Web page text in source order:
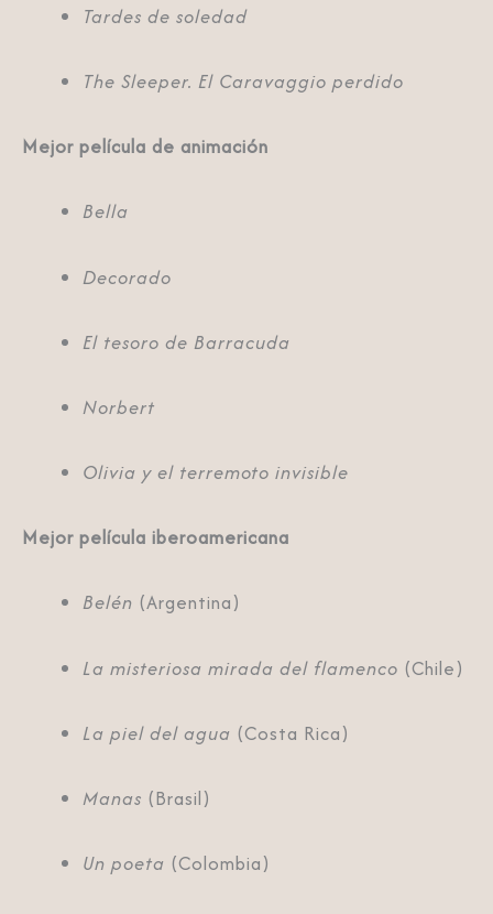
Tardes de soledad
The Sleeper. El Caravaggio perdido
Mejor película de animación
Bella
Decorado
El tesoro de Barracuda
Norbert
Olivia y el terremoto invisible
Mejor película iberoamericana
Belén (Argentina)
La misteriosa mirada del flamenco (Chile)
La piel del agua (Costa Rica)
Manas (Brasil)
Un poeta (Colombia)